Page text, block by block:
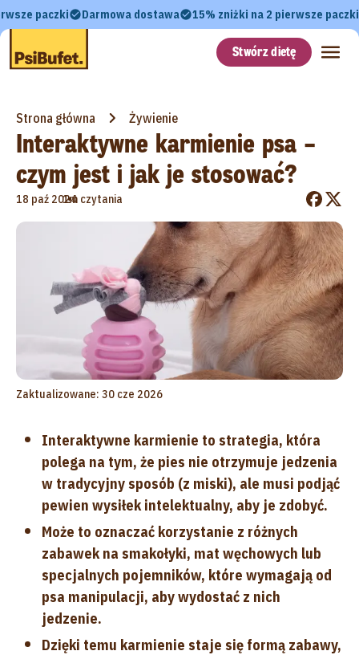
paczki Darmowa dostawa 15% zniżki na 2 pierwsze paczki
Stwórz dietę
Strona główna Żywienie
Interaktywne karmienie psa –
czym jest i jak je stosować?
18 paź 2024
•
1m czytania
Zaktualizowane: 30 cze 2026
Interaktywne karmienie to strategia, która
polega na tym, że pies nie otrzymuje jedzenia
w tradycyjny sposób (z miski), ale musi podjąć
pewien wysiłek intelektualny, aby je zdobyć.
Może to oznaczać korzystanie z różnych
zabawek na smakołyki, mat węchowych lub
specjalnych pojemników, które wymagają od
psa manipulacji, aby wydostać z nich
jedzenie.
Dzięki temu karmienie staje się formą zabawy,